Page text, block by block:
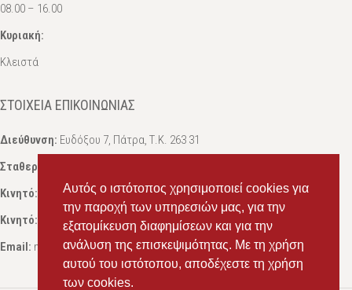
Αυτός ο ιστότοπος χρησιμοποιεί cookies για
την παροχή των υπηρεσιών μας, για την
εξατομίκευση διαφημίσεων και για την
ανάλυση της επισκεψιμότητας. Με τη χρήση
αυτού του ιστότοπου, αποδέχεστε τη χρήση
των cookies.
08.00 – 16.00
Κυριακή:
Κλειστά
ΣΤΟΙΧΕΊΑ ΕΠΙΚΟΙΝΩΝΊΑΣ
Διεύθυνση: Ευδόξου 7, Πάτρα, Τ.Κ. 263 31
Σταθερό:
Κινητό:
69434 75072 , Σαλπόγλου Μαρία
Κινητό:
6946 504787, Σαλπόγλου Στέφανος
Email: ms.packst1@gmail.com